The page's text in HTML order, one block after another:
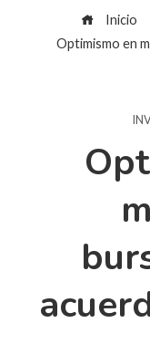
Inicio
Optimismo en